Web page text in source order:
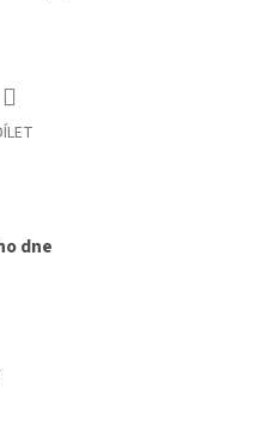
dne